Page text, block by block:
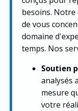
besoins.
de vous
domaine
temps. Nos
Soutien
analysés
mesure
votre